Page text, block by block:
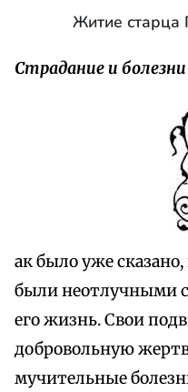
Житие старца
Страдание и болезни
ак было уже
были неотлучными
его жизнь. Свои
добровольную
мучительные